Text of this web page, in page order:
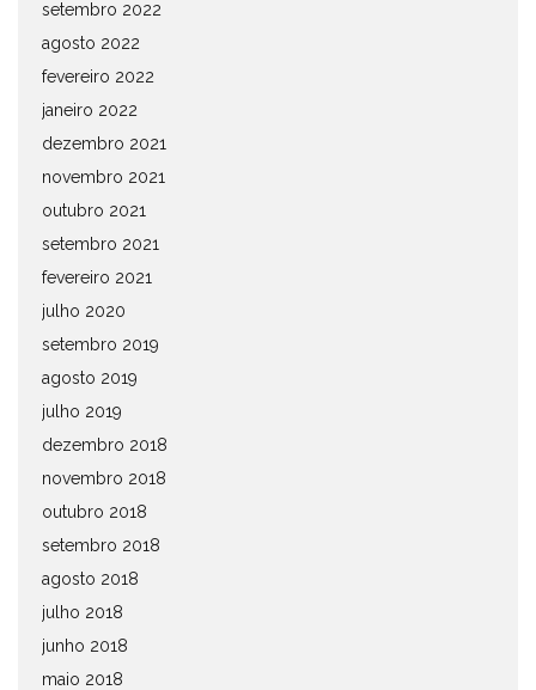
setembro 2022
agosto 2022
fevereiro 2022
janeiro 2022
dezembro 2021
novembro 2021
outubro 2021
setembro 2021
fevereiro 2021
julho 2020
setembro 2019
agosto 2019
julho 2019
dezembro 2018
novembro 2018
outubro 2018
setembro 2018
agosto 2018
julho 2018
junho 2018
maio 2018